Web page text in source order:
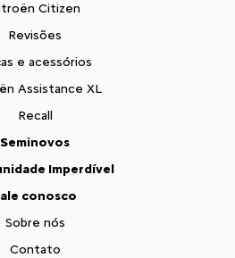
Citizen
Revisões
e acessórios
Assistance XL
Recall
Seminovos
Imperdível
conosco
Sobre nós
Contato